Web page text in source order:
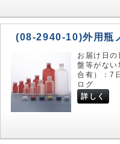
(08-2940-10)外用瓶
お届け日
盤等がな
合有）：7
ログ
詳しく